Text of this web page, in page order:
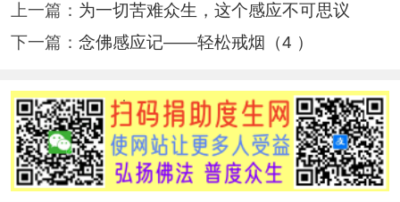
上一篇： 为一切苦难众生，这个感应不可思议
下一篇： 念佛感应记——轻松戒烟（4 ）